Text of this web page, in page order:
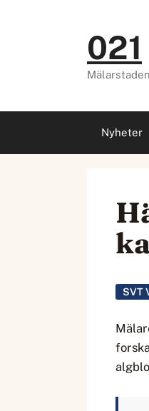
021
Nyheter
SVT